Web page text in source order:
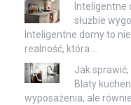
Inteligentne
służbie
Inteligentne domy to
realność, która …
Jak sprawić,
Blaty
wyposażenia, ale